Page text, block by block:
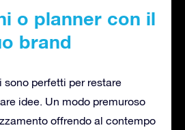
o planner con il
brand
perfetti per restare
idee. Un modo premuroso
offrendo al contempo